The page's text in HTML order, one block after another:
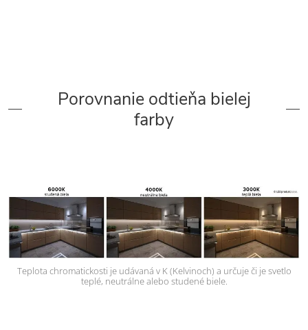
Porovnanie odtieňa bielej
farby
Teplota chromatickosti je udávaná v K (Kelvinoch) a určuje či je svetlo
teplé, neutrálne alebo studené biele.